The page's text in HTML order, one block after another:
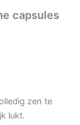
capsules
zen te
lukt.